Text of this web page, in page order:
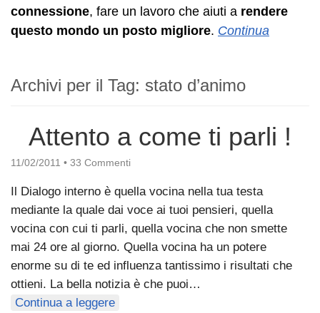
connessione, fare un lavoro che aiuti a rendere
questo mondo un posto migliore. Continua
Archivi per il Tag: stato d’animo
Attento a come ti parli !
11/02/2011 • 33 Commenti
Il Dialogo interno è quella vocina nella tua testa
mediante la quale dai voce ai tuoi pensieri, quella
vocina con cui ti parli, quella vocina che non smette
mai 24 ore al giorno. Quella vocina ha un potere
enorme su di te ed influenza tantissimo i risultati che
ottieni. La bella notizia è che puoi…
Continua a leggere